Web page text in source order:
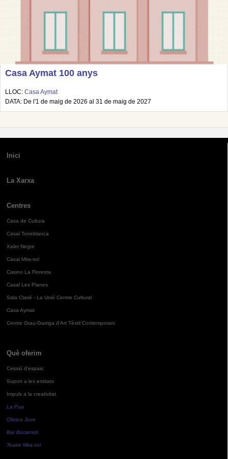
Casa Aymat 100 anys
LLOC: Casa Aymat
DATA: De l'1 de maig de 2026 al 31 de maig de 2027
Inici
La Xarxa
Centres
Casa de Cultura
Casal Torreblanca
Xalet Negre
Casal Mira-sol
Casino La Floresta
Casal Les Planes
Sala Clavé - La Unió Centre Cultural
Casa Aymat
Centre Grau-Garriga d'Art Tèxtil Contemporani
Què oferim
Cessió d'espais
Suport a les entitats
Impuls a la creativitat
La Pua
Oficina Jove
Bar Bocamoll
Teatre Mira-sol